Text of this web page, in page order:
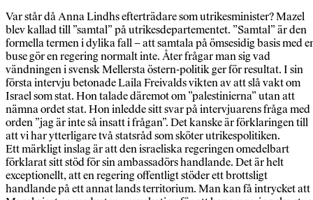
Var står då Anna Lindhs efterträdare som utrikesminister? Mazel
blev kallad till ”samtal” på utrikesdepartementet. ”Samtal” är den
formella termen i dylika fall – att samtala på ömsesidig basis med
buse gör en regering normalt inte. Åter frågar man sig vad
vändningen i svensk Mellersta östern-politik ger för resultat. I sin
första intervju betonade Laila Freivalds vikten av att slå vakt om
Israel som stat. Hon talade däremot om ”palestinierna” utan att
nämna ordet stat. Hon inledde sitt svar på intervjuarens fråga med
orden ”jag är inte så insatt i frågan”. Det kanske är förklaringen till
att vi har ytterligare två statsråd som sköter utrikespolitiken.
Ett märkligt inslag är att den israeliska regeringen omedelbart
förklarat sitt stöd för sin ambassadörs handlande. Det är helt
exceptionellt, att en regering offentligt stöder ett brottsligt
handlande på ett annat lands territorium. Man kan få intrycket att